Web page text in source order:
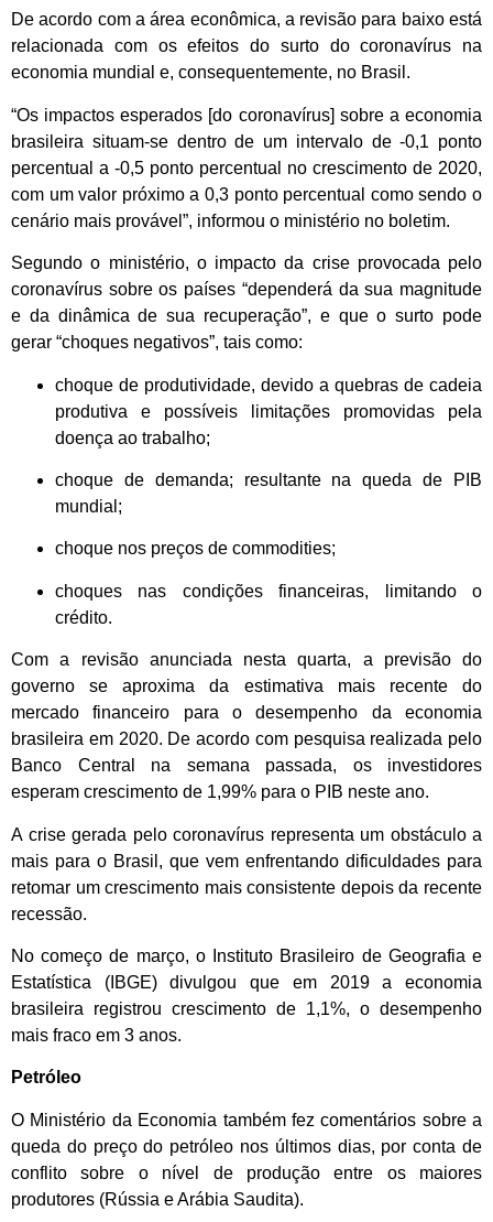
De acordo com a área econômica, a revisão para baixo está
relacionada com os efeitos do surto do coronavírus na
economia mundial e, consequentemente, no Brasil.
“Os impactos esperados [do coronavírus] sobre a economia
brasileira situam-se dentro de um intervalo de -0,1 ponto
percentual a -0,5 ponto percentual no crescimento de 2020,
com um valor próximo a 0,3 ponto percentual como sendo o
cenário mais provável”, informou o ministério no boletim.
Segundo o ministério, o impacto da crise provocada pelo
coronavírus sobre os países “dependerá da sua magnitude
e da dinâmica de sua recuperação”, e que o surto pode
gerar “choques negativos”, tais como:
choque de produtividade, devido a quebras de cadeia
produtiva e possíveis limitações promovidas pela
doença ao trabalho;
choque de demanda; resultante na queda de PIB
mundial;
choque nos preços de commodities;
choques nas condições financeiras, limitando o
crédito.
Com a revisão anunciada nesta quarta, a previsão do
governo se aproxima da estimativa mais recente do
mercado financeiro para o desempenho da economia
brasileira em 2020. De acordo com pesquisa realizada pelo
Banco Central na semana passada, os investidores
esperam crescimento de 1,99% para o PIB neste ano.
A crise gerada pelo coronavírus representa um obstáculo a
mais para o Brasil, que vem enfrentando dificuldades para
retomar um crescimento mais consistente depois da recente
recessão.
No começo de março, o Instituto Brasileiro de Geografia e
Estatística (IBGE) divulgou que em 2019 a economia
brasileira registrou crescimento de 1,1%, o desempenho
mais fraco em 3 anos.
Petróleo
O Ministério da Economia também fez comentários sobre a
queda do preço do petróleo nos últimos dias, por conta de
conflito sobre o nível de produção entre os maiores
produtores (Rússia e Arábia Saudita).